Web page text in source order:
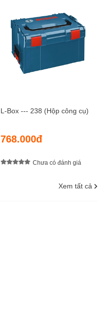
L-Box --- 238 (Hộp công cụ)
768.000đ
Chưa có đánh giá
Xem tất cả